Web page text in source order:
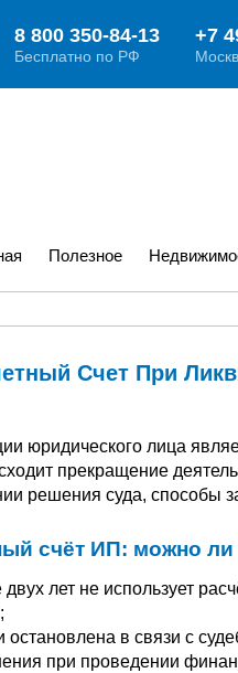
Полезное
Счет При
юридического лица
прекращение
решения суда, способы
счёт ИП: можно
лет не использует
остановлена в связи с
при проведении